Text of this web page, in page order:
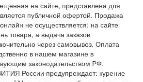
на сайте, представлена для
публичной офертой. Продажа
не осуществляется: на сайте
товара, а выдача заказов
через самовывоз. Оплата
в нашем магазине в
законодательством РФ.
России предупреждает: курение